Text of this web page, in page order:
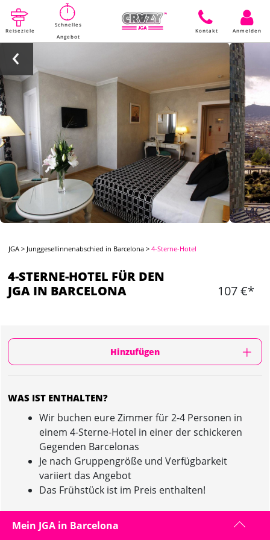
Reiseziele
Schnelles
Angebot
Kontakt Anmelden
JGA > Junggesellinnenabschied in Barcelona >4-Sterne-Hotel
4-STERNE-HOTEL FÜR DEN
JGA IN BARCELONA
107 €*
Hinzufügen
WAS IST ENTHALTEN?
Wir buchen eure Zimmer für 2-4 Personen in
einem 4-Sterne-Hotel in einer der schickeren
Gegenden Barcelonas
Je nach Gruppengröße und Verfügbarkeit
variiert das Angebot
Das Frühstück ist im Preis enthalten!
Mein JGA in Barcelona